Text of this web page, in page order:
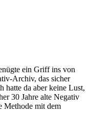
ein Griff ins von
Archiv, das sicher
hatte da aber keine Lust,
30 Jahre alte Negativ
Methode mit dem